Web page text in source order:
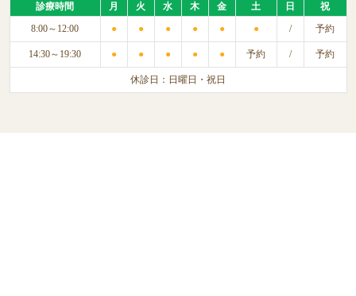
診療時間 月 火 水 木 金 土 日
祝
8:00～12:00
● ● ● ● ● ● / 予約
14:30～19:30 ● ● ● ● ● 予約 / 予約
休診日：日曜日・祝日